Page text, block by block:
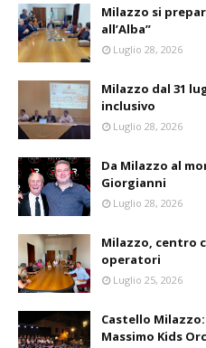
Milazzo si
all’Alba”
Luglio 28, 2026
Milazzo dal 31
inclusivo
Luglio 28, 2026
Da Milazzo al
Giorgianni
Luglio 28, 2026
Milazzo, centro
operatori
Luglio 25, 2026
Castello
Massimo Kids